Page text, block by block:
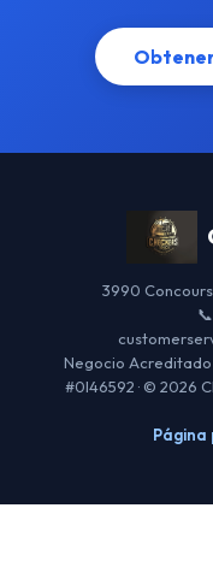
3990
Negocio Acreditado
#0I46592 · © 2026
Página